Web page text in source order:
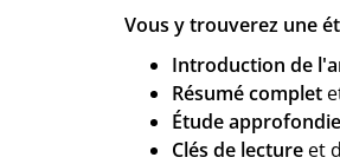
Vous y trouverez une
Introduction de
Résumé complet
Étude approfondie
Clés de lecture et